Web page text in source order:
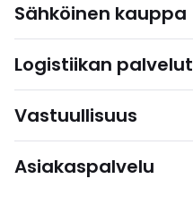
Sähköinen kauppa
Logistiikan palvelut
Vastuullisuus
Asiakaspalvelu